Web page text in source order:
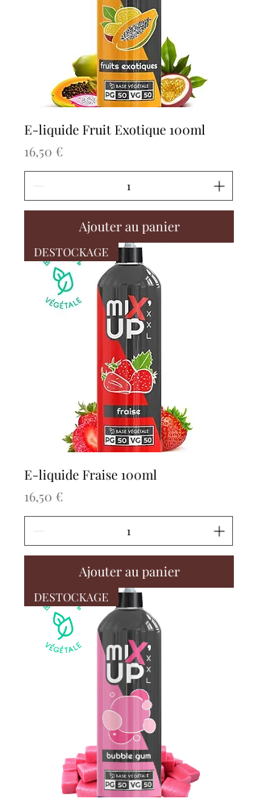
E-liquide Fruit Exotique 100ml
Prix
16,50 €
Ajouter au panier
DESTOCKAGE
E-liquide Fraise 100ml
Prix
16,50 €
Ajouter au panier
DESTOCKAGE